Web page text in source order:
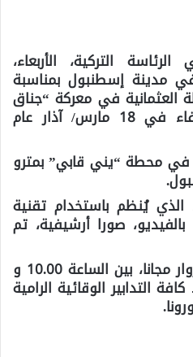
التركية، الأربعاء،
مدينة إسطنبول بمناسبة
الدولة العثمانية في معركة “جناق
قلعة” التاريخية ضد الحلفاء في 18 مارس/ آذار عام
محطة “يني قابي” بمترو
يُنظم باستخدام تقنية
صورا أرشيفية، تم
وسيفتح المعرض أبوابه للزوار مجانا، بين الساعة 10.00 و
كافة التدابير الوقائية الرامية